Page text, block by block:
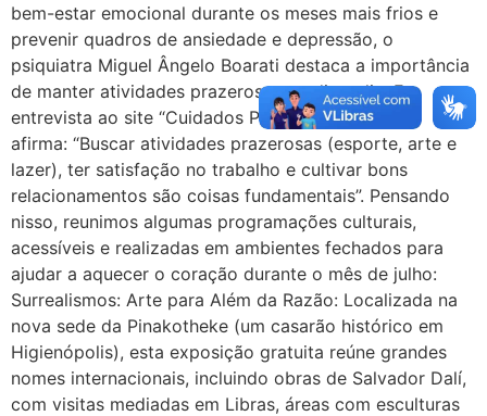
bem-estar emocional durante os meses mais frios e
prevenir quadros de ansiedade e depressão, o
psiquiatra Miguel Ângelo Boarati destaca a importância
de manter atividades prazerosas no dia a dia. Em
entrevista ao site “Cuidados Pela Vida”, o médico
afirma: “Buscar atividades prazerosas (esporte, arte e
lazer), ter satisfação no trabalho e cultivar bons
relacionamentos são coisas fundamentais”. Pensando
nisso, reunimos algumas programações culturais,
acessíveis e realizadas em ambientes fechados para
ajudar a aquecer o coração durante o mês de julho:
Surrealismos: Arte para Além da Razão: Localizada na
nova sede da Pinakotheke (um casarão histórico em
Higienópolis), esta exposição gratuita reúne grandes
nomes internacionais, incluindo obras de Salvador Dalí,
com visitas mediadas em Libras, áreas com esculturas